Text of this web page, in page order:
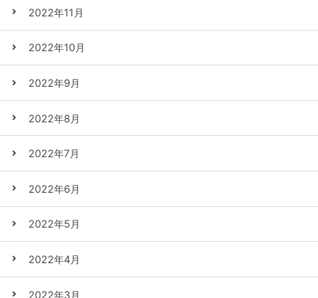
2022年11月
2022年10月
2022年9月
2022年8月
2022年7月
2022年6月
2022年5月
2022年4月
2022年3月